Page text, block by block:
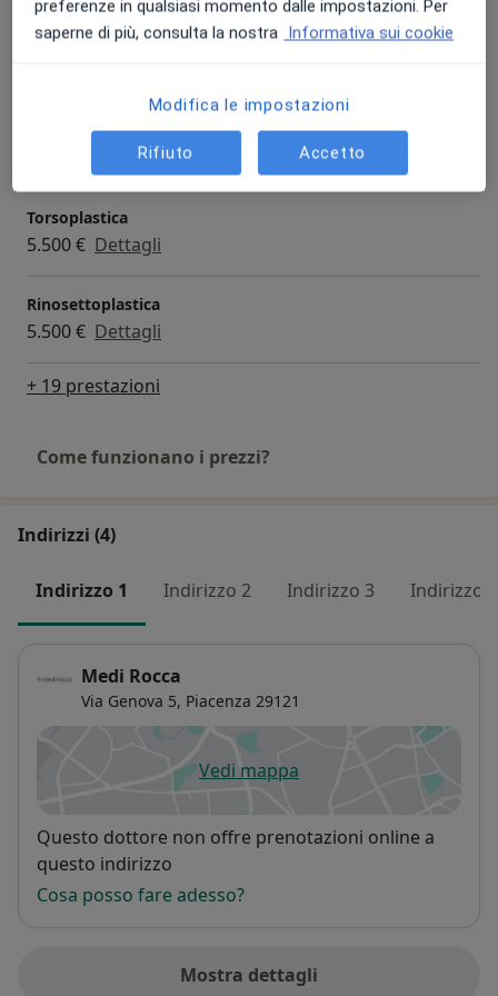
Mastoplastica riduttiva
Visita chirurgica
Dettagli
Torsoplastica
5.500 € Dettagli
Rinosettoplastica
5.500 € Dettagli
+ 19 prestazioni
Come funzionano i prezzi?
Indirizzi (4)
Indirizzo 1 Indirizzo 2 Indirizzo 3 Indirizzo 4
Medi Rocca
Via Genova 5, Piacenza 29121
Vedi mappasi apre in una nuova scheda
Disponibilità
Questo dottore non offre prenotazioni online a
questo indirizzo
Cosa posso fare adesso?
Mostra dettagli
sull'indirizzo
preferenze in qualsiasi momento dalle impostazioni. Per
saperne di più, consulta la nostra Informativa sui cookie
Modifica le impostazioni
Rifiuto Accetto